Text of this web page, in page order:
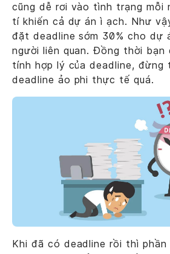
cũng dễ rơi vào tình trạng mỗi
tí khiến cả dự án ì ạch. Như
đặt deadline sớm 30% cho dự
người liên quan. Đồng thời bạn
tính hợp lý của deadline, đừng
deadline ảo phi thực tế quá.
Khi đã có deadline rồi thì